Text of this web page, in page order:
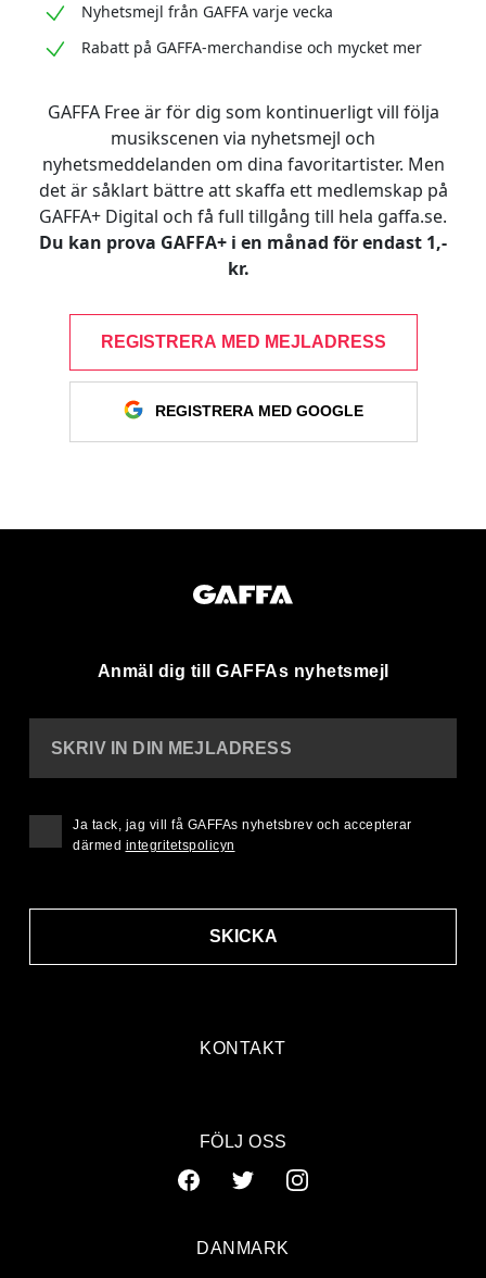
Nyhetsmejl från GAFFA varje vecka
Rabatt på GAFFA-merchandise och mycket mer
GAFFA Free är för dig som kontinuerligt vill följa
musikscenen via nyhetsmejl och
nyhetsmeddelanden om dina favoritartister. Men
det är såklart bättre att skaffa ett medlemskap på
GAFFA+ Digital och få full tillgång till hela gaffa.se.
Du kan prova GAFFA+ i en månad för endast 1,-
kr.
REGISTRERA MED MEJLADRESS
REGISTRERA MED GOOGLE
Anmäl dig till GAFFAs nyhetsmejl
KONTAKT
SKRIV IN DIN MEJLADRESS
SKICKA
Ja tack, jag vill få GAFFAs nyhetsbrev och accepterar
därmed integritetspolicyn
FÖLJ OSS
DANMARK